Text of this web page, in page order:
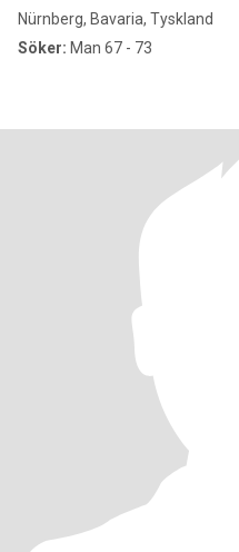
Nürnberg, Bavaria, Tyskland
Söker: Man 67 - 73